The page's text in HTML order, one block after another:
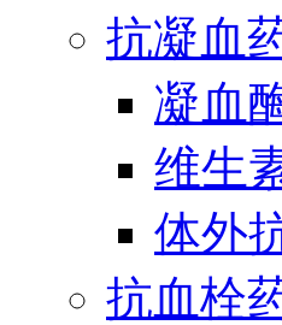
抗凝血
凝血
维生
体外
抗血栓